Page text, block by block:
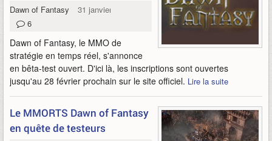
Dawn of Fantasy
31 janvier 2011
6
Dawn of Fantasy, le MMO de
stratégie en temps réel, s'annonce
en bêta-test ouvert. D'ici là, les inscriptions sont ouvertes
jusqu'au 28 février prochain sur le site officiel. Lire la suite
Le MMORTS Dawn of Fantasy
en quête de testeurs